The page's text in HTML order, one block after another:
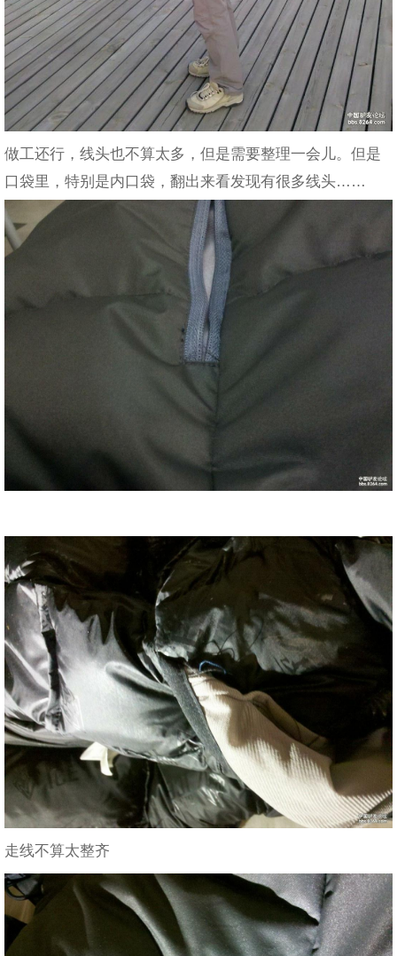
做工还行，线头也不算太多，但是需要整理一会儿。但是
口袋里，特别是内口袋，翻出来看发现有很多线头……
走线不算太整齐